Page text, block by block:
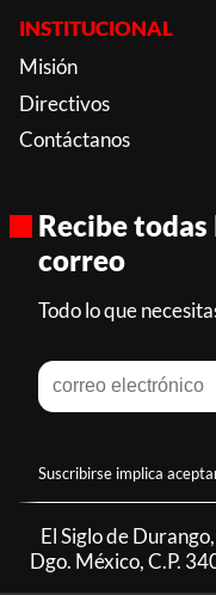
INSTITUCIONAL
Misión
Directivos
Contáctanos
Recibe
correo
Todo lo que
Suscribirse implica
El Siglo de
Dgo. México, C.P.